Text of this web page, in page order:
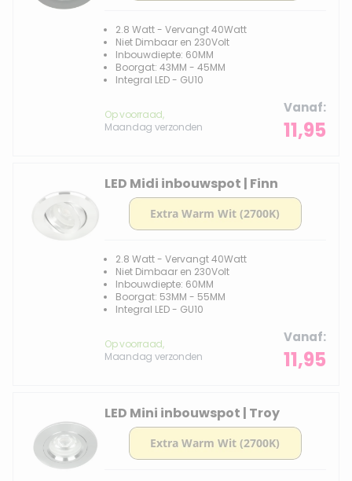
2.8 Watt - Vervangt 40Watt
Niet Dimbaar en 230Volt
Inbouwdiepte: 60MM
Boorgat: 43MM - 45MM
Integral LED - GU10
Op voorraad,
Maandag verzonden
Vanaf
11,95
LED Midi inbouwspot | Finn
2.8 Watt - Vervangt 40Watt
Niet Dimbaar en 230Volt
Inbouwdiepte: 60MM
Boorgat: 53MM - 55MM
Integral LED - GU10
Op voorraad,
Maandag verzonden
Vanaf
11,95
LED Mini inbouwspot | Troy